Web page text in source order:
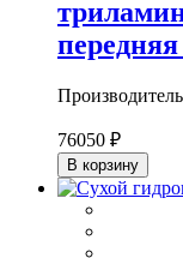
76050 ₽
В корзину